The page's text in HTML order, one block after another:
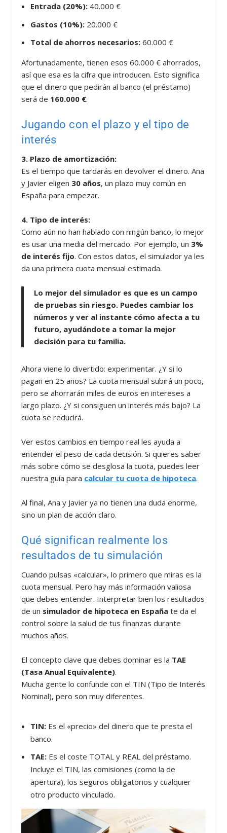
Entrada (20%):40.000 €
Gastos (10%):20.000 €
Total de ahorros necesarios:60.000 €
Afortunadamente, tienen esos 60.000 € ahorrados,
así que esa es la cifra que introducen. Esto significa
que el dinero que pedirán al banco (el préstamo)
será de 160.000 €.
Jugando con el plazo y el tipo de
interés
3. Plazo de amortización:
Es el tiempo que tardarás en devolver el dinero. Ana
y Javier eligen 30 años, un plazo muy común en
España para empezar.
4. Tipo de interés:
Como aún no han hablado con ningún banco, lo mejor
es usar una media del mercado. Por ejemplo, un 3%
de interés fijo. Con estos datos, el simulador ya les
da una primera cuota mensual estimada.
Lo mejor del simulador es que es un campo
de pruebas sin riesgo. Puedes cambiar los
números y ver al instante cómo afecta a tu
futuro, ayudándote a tomar la mejor
decisión para tu familia.
Ahora viene lo divertido: experimentar. ¿Y si lo
pagan en 25 años? La cuota mensual subirá un poco,
pero se ahorrarán miles de euros en intereses a
largo plazo. ¿Y si consiguen un interés más bajo? La
cuota se reducirá.
Ver estos cambios en tiempo real les ayuda a
entender el peso de cada decisión. Si quieres saber
más sobre cómo se desglosa la cuota, puedes leer
nuestra guía para calcular tu cuota de hipoteca.
Al final, Ana y Javier ya no tienen una duda enorme,
sino un plan de acción claro.
Qué significan realmente los
resultados de tu simulación
Cuando pulsas «calcular», lo primero que miras es la
cuota mensual. Pero hay más información valiosa
que debes entender. Interpretar bien los resultados
de un simulador de hipoteca en España te da el
control sobre la salud de tus finanzas durante
muchos años.
El concepto clave que debes dominar es la TAE
(Tasa Anual Equivalente).
Mucha gente lo confunde con el TIN (Tipo de Interés
Nominal), pero son muy diferentes.
TIN:Es el «precio» del dinero que te presta el
banco.
TAE:Es el coste TOTAL y REAL del préstamo.
Incluye el TIN, las comisiones (como la de
apertura), los seguros obligatorios y cualquier
otro producto vinculado.